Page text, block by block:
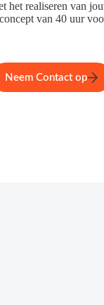
het realiseren van
van 40 uur
Home Service
Neem Contact op